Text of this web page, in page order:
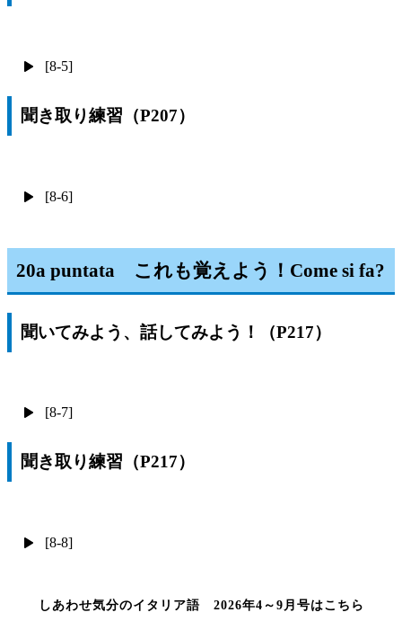
[8-5]
聞き取り練習（P207）
[8-6]
20a puntata これも覚えよう！Come si fa?
聞いてみよう、話してみよう！（P217）
[8-7]
聞き取り練習（P217）
[8-8]
しあわせ気分のイタリア語 2026年4～9月号はこちら